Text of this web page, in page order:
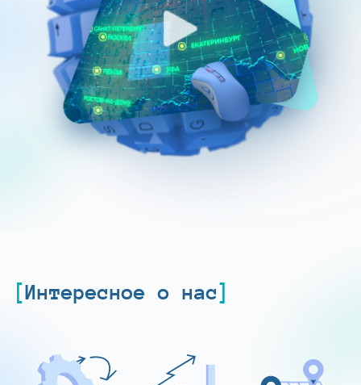
Интересное о нас